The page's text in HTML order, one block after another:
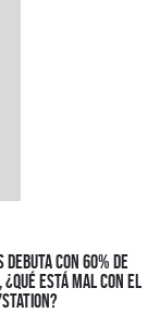
con 60% de
¿qué está mal con el